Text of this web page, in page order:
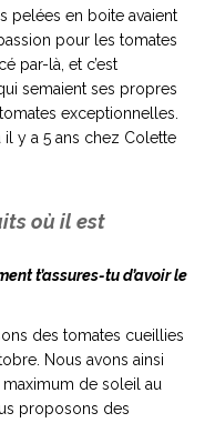
pelées en boite avaient
pour les tomates
par-là, et c’est
semaient ses propres
exceptionnelles.
il y a 5 ans chez Colette
où il est
t’assures-tu d’avoir le
des tomates cueillies
Nous avons ainsi
maximum de soleil au
proposons des